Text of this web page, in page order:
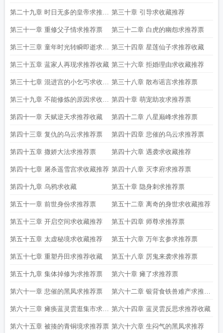
第二十九章 时日无多的皇帝求推荐
票
第三十章 引导求收藏推荐
第三十一章 重修父子情求推荐票 第三十二章 白虎的幽怨求推荐票
第三十三章 童年时光转瞬即逝求推
荐票
第三十四章 星莲仙子求推荐收藏
第三十五章 蓝家人再现求推荐收藏 第三十六章 拒婚理由求收藏推荐
第三十七章 混进宫的小乞丐求收藏
推荐
第三十八章 散布谣言求推荐票
第三十九章 不能修炼的原因求收藏
推荐
第四十章 萌宠助攻求推荐票
第四十一章 天赋逆天求推荐收藏 第四十二章 八星巅峰求推荐票
第四十三章 复仇的乌云求推荐票 第四十四章 悲催的乌云求推荐票
第四十五章 撒娇大法求推荐票 第四十六章 遇袭求收藏推荐
第四十七章 屠杀遥雪宫求收藏推荐 第四十八章 灭李府求推荐票
第四十九章 乌鸦求收藏 第五十章 隐身刺求推荐票
第五十一章 前世身份求推荐票 第五十二章 离奇的身世求收藏推荐
第五十三章 开启空间求收藏推荐 第五十四章 师尊求推荐票
第五十五章 太虚秘境求收藏推荐 第五十六章 万年玄参求推荐票
第五十七章 重塑丹田求推荐收藏 第五十八章 厉鬼来袭求推荐票
第五十九章 集体掉修为求推荐票 第六十章 瘫了求推荐票
第六十一章 悲催的黑凤求推荐票 第六十二章 银背食铁兽难产求推荐
票
第六十三章 瘫痪蓝灵雲逛集市求推
荐票
第六十四章 蓝灵雲反思求推荐收藏
第六十五章 被揍的青铜境求推荐票 第六十六章 生闷气的黑凤求推荐